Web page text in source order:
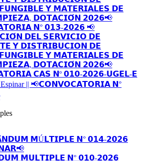
𝗬 𝗠𝗔𝗧𝗘𝗥𝗜𝗔𝗟𝗘𝗦 𝗗𝗘
𝗗𝗢𝗧𝗔𝗖𝗜𝗢́𝗡 𝟮𝟬𝟮𝟲📢
𝗡° 𝟬𝟭𝟯-𝟮𝟬𝟮𝟲 📢
𝗗𝗘𝗟 𝗦𝗘𝗥𝗩𝗜𝗖𝗜𝗢 𝗗𝗘
𝗬 𝗗𝗜𝗦𝗧𝗥𝗜𝗕𝗨𝗖𝗜𝗢𝗡 𝗗𝗘
𝗬 𝗠𝗔𝗧𝗘𝗥𝗜𝗔𝗟𝗘𝗦 𝗗𝗘
𝗗𝗢𝗧𝗔𝗖𝗜𝗢́𝗡 𝟮𝟬𝟮𝟲📢
𝗖𝗔𝗦 𝗡º 𝟬𝟭𝟬-𝟮𝟬𝟮𝟲-𝗨𝗚𝗘𝗟-𝗘
Espinar || 📢𝗖𝗢𝗡𝗩𝗢𝗖𝗔𝗧𝗢𝗥𝗜𝗔 𝗡°
𝗠Ú𝗟𝗧𝗜𝗣𝗟𝗘 𝗡° 𝟬𝟭𝟰-𝟮𝟬𝟮𝟲
𝗠𝗨𝗟𝗧𝗜𝗣𝗟𝗘 𝗡° 𝟬𝟭𝟬-𝟮𝟬𝟮𝟲